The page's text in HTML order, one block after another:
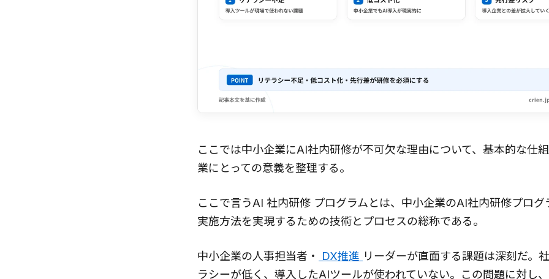
ここでは中小企業にAI社内研修が不可欠な理由について、基本的な仕
業にとっての意義を整理する。
ここで言うAI 社内研修 プログラムとは、中小企業のAI社内研修プログ
実施方法を実現するための技術とプロセスの総称である。
中小企業の人事担当者・ DX推進 リーダーが直面する課題は深刻だ。
ラシーが低く、導入したAIツールが使われていない。この問題に対し